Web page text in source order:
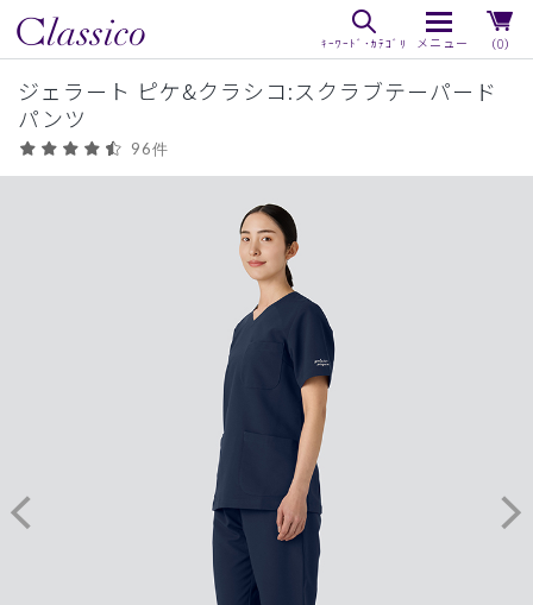
（0）
ジェラート ピケ&クラシコ:スクラブテーパード
パンツ
96件